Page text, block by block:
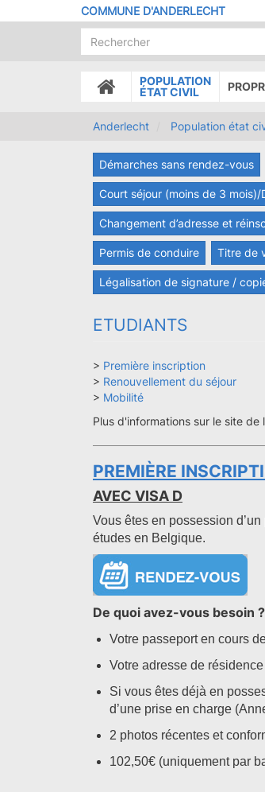
au
COMMUNE D'ANDERLECHT
ACCUEIL
POPULATION
ÉTAT CIVIL
Anderlecht Population état
Démarches sans rendez-vous
Court séjour (moins de 3
Changement d’adresse et
Permis de conduire Titre de
Légalisation de signature /
ETUDIANTS
> Première inscription
> Renouvellement du séjour
> Mobilité
Plus d'informations sur le site de
PREMIÈRE
AVEC VISA D
Vous êtes en possession
études en Belgique.
De quoi avez-vous besoin ?
Votre passeport en cours
Votre adresse de
Si vous êtes déjà en
d’une prise en charge
2 photos récentes et
102,50€ (uniquement par